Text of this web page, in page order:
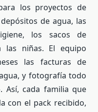
los proyectos de
de agua, las
los sacos de
las niñas. El equipo
las facturas de
y fotografía todo
Así, cada familia que
con el pack recibido,